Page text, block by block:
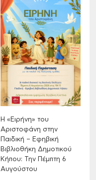
Η «Ειρήνη» του
Αριστοφάνη στην
Παιδική – Εφηβική
Βιβλιοθήκη
Δημοτικού Κήπου:
Την Πέμπτη 6
Αυγούστου
Διακοπή νερού στην
Η «Ειρήνη» του
Αριστοφάνη στην
Παιδική – Εφηβική
Βιβλιοθήκη Δημοτικού
Κήπου: Την Πέμπτη 6
Αυγούστου
με